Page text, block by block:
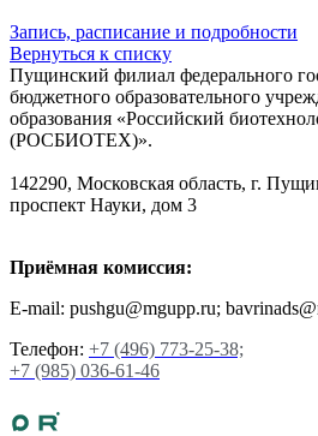
Запись, расписание и подробности
Вернуться к списку
Пущинский филиал федерального
бюджетного образовательного
образования «Российский
(РОСБИОТЕХ)».
142290, Московская область, г.
проспект Науки, дом 3
Приёмная комиссия:
E-mail: pushgu@mgupp.ru;
Телефон: +7 (496) 773-25-38;
+7 (985) 036-61-46